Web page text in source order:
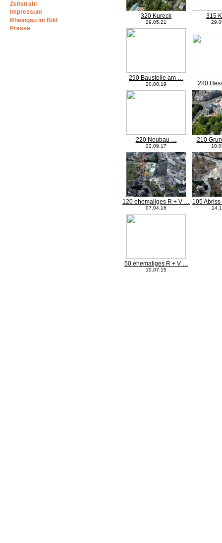
Zeitstrahl
Impressum
Rheingau im Bild
Presse
320 Kureck
29.05.21
315
290 Baustelle am …
20.08.19 280
220 Neubau …
22.09.17
210
120 ehemaliges R + V …
07.04.16
105
50 ehemaliges R + V …
10.07.15